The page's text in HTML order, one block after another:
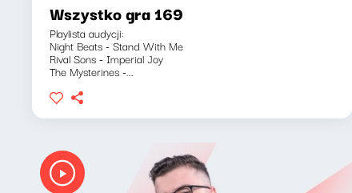
Wszystko gra 169
Playlista audycji:
Night Beats - Stand With Me
Rival Sons - Imperial Joy
The Mysterines -...